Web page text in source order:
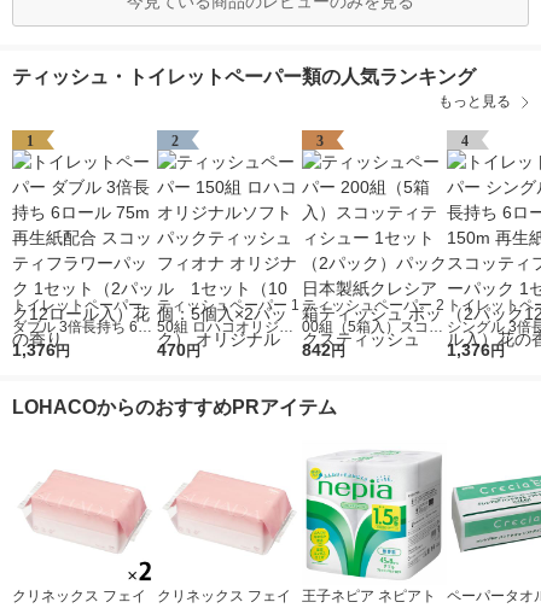
ティッシュ・トイレットペーパー類の人気ランキング
もっと見る
1
トイレットペーパー
ダブル 3倍長持ち 6ロ
ール 75m 再生紙配合
ク12ロール入）花の
1,376円
2
ティッシュペーパー 1
50組 ロハコオリジナ
ルソフトパックティッ
個：5個入×2パック）
470円
3
ティッシュペーパー 2
00組（5箱入）スコッ
ティティシュー 1セッ
ティッシュ ボックス
842円
4
トイレットペ
シングル 3倍
ロール 150m
1,376円
LOHACOからのおすすめPRアイテム
クリネックス フェイ
クリネックス フェイ
王子ネピア ネピアト
ペーパータオ